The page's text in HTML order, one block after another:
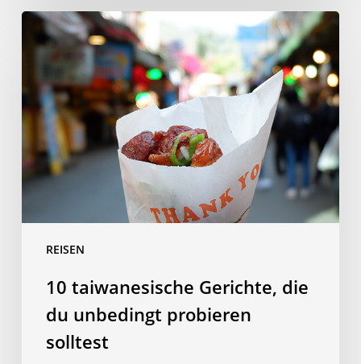
REISEN
taiwanesische
Gerichte,
du
unbedingt
probieren
solltest
10 taiwanesische Gerichte, die
du unbedingt probieren
solltest